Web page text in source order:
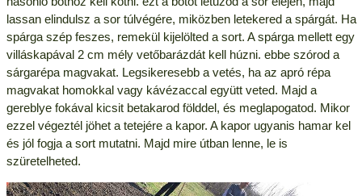
lassan elindulsz a sor túlvégére, miközben letekered a spárgát. Ha
spárga szép feszes, remekül kijelölted a sort. A spárga mellett egy
villáskapával 2 cm mély vetőbarázdát kell húzni. ebbe szórod a
sárgarépa magvakat. Legsikeresebb a vetés, ha az apró répa
magvakat homokkal vagy kávézaccal együtt veted. Majd a
gereblye fokával kicsit betakarod földdel, és meglapogatod. Mikor
ezzel végeztél jöhet a tetejére a kapor. A kapor ugyanis hamar kel
és jól fogja a sort mutatni. Majd mire útban lenne, le is
szüretelheted.